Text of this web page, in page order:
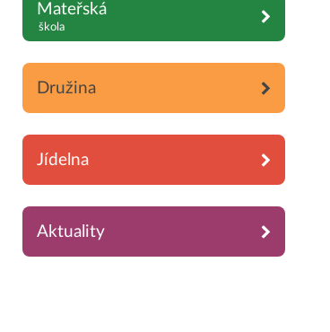
Mateřská
škola
Družina
Jídelna
Aktuality